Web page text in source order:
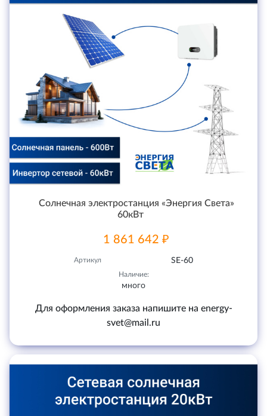
Солнечная электростанция «Энергия Света»
60кВт
1 861 642 ₽
Артикул SE-60
Наличие:
много
Для оформления заказа напишите на energy-
svet@mail.ru